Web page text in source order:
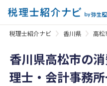
税理士紹介ナビ 香川県 高松
香川県高松市の
理士・会計事務